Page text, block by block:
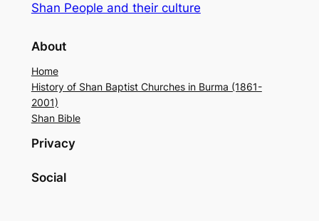
Shan People and their culture
About
Home
History of Shan Baptist Churches in Burma (1861-
2001)
Shan Bible
Privacy
Social